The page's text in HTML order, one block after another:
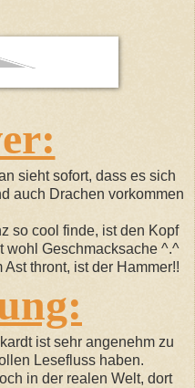
sieht sofort, dass es sich
auch Drachen vorkommen
so cool finde, ist den Kopf
wohl Geschmacksache ^.^
thront, ist der Hammer!!
ist sehr angenehm zu
Lesefluss haben.
in der realen Welt, dort